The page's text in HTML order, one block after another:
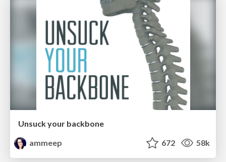
Unsuck your backbone
ammeep
672 58k